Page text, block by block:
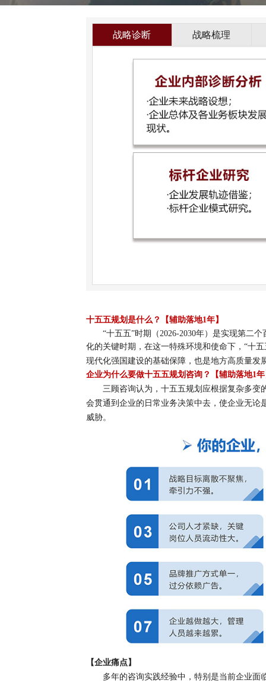
十五五规划 是什么？
【辅助落地1年】
“十五五”时期（2026-2030年）是实现第二
化的关键时期，在这一特殊环境和使命下，“十
现代化强国建设的基础保障，也是地方高质量发
企业为什么要做十五五规划咨询？
【辅助落地1
三顾咨询认为， 十五五规划 应根据复杂多变
会贯通到企业的日常业务决策中去，使企业无
威胁。
【企业痛点】
多年的咨询实践经验中，特别是当前企业